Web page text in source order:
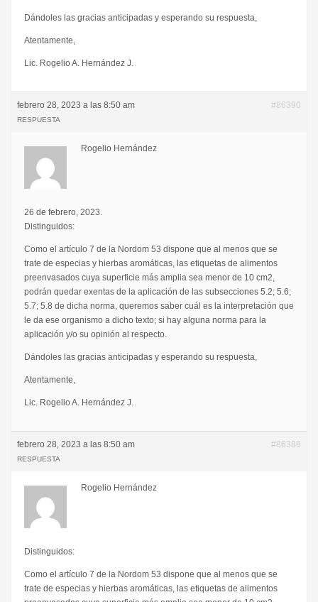
Dándoles las gracias anticipadas y esperando su respuesta,
Atentamente,
Lic. Rogelio A. Hernández J.
febrero 28, 2023 a las 8:50 am #86390
RESPUESTA
Rogelio Hernández
26 de febrero, 2023.
Distinguidos:
Como el artículo 7 de la Nordom 53 dispone que al menos que se
trate de especias y hierbas aromáticas, las etiquetas de alimentos
preenvasados cuya superficie más amplia sea menor de 10 cm2,
podrán quedar exentas de la aplicación de las subsecciones 5.2; 5.6;
5.7; 5.8 de dicha norma, queremos saber cuál es la interpretación que
le da ese organismo a dicho texto; si hay alguna norma para la
aplicación y/o su opinión al respecto.
Dándoles las gracias anticipadas y esperando su respuesta,
Atentamente,
Lic. Rogelio A. Hernández J.
febrero 28, 2023 a las 8:50 am #86388
RESPUESTA
Rogelio Hernández
Distinguidos:
Como el artículo 7 de la Nordom 53 dispone que al menos que se
trate de especias y hierbas aromáticas, las etiquetas de alimentos